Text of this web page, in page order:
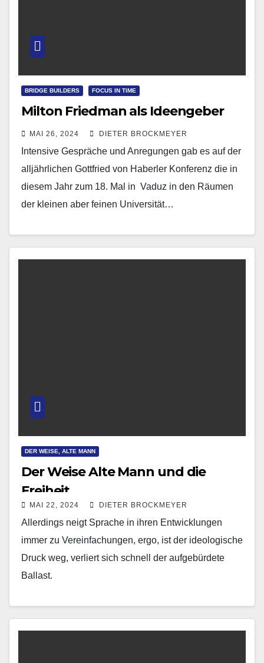
BRIDGE BUILDERS FOCUS IN TIME
Milton Friedman als Ideengeber
MAI 26, 2024 DIETER BROCKMEYER
Intensive Gespräche und Anregungen gab es auf der
alljährlichen Gottfried von Haberler Konferenz die in
diesem Jahr zum 18. Mal in Vaduz in den Räumen
der kleinen aber feinen Universität…
DER WEISE, ALTE MANN
Der Weise Alte Mann und die
Freiheit
MAI 22, 2024 DIETER BROCKMEYER
Allerdings neigt Sprache in ihren Entwicklungen
immer zu Vereinfachungen, ergo, ist der ideologische
Druck weg, verliert sich schnell der aufgebürdete
Ballast.